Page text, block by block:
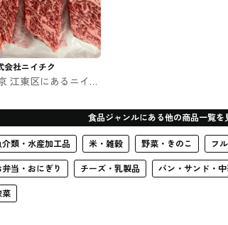
会社ニイチク
江東区にあるニイチ
肉・肉加工品
食品ジャンルにある他の商品一覧を
介類・水産加工品 米・雑穀 野菜・きのこ フ
弁当・おにぎり チーズ・乳製品 パン・サンド・
菜